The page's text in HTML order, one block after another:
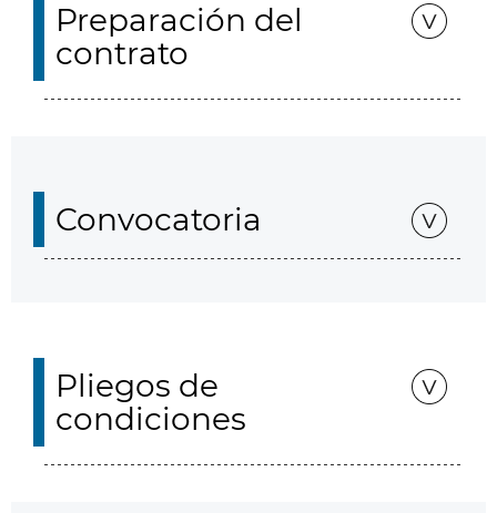
Preparación del
contrato
Convocatoria
Pliegos de
condiciones